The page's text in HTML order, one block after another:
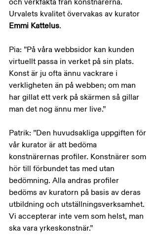
Urvalets kvalitet övervakas av kurator
Emmi Kattelus.
Pia: ”På våra webbsidor kan kunden
virtuellt passa in verket på sin plats.
Konst är ju ofta ännu vackrare i
verkligheten än på webben; om man
har gillat ett verk på skärmen så gillar
man det nog ännu mer live.”
Patrik: ”Den huvudsakliga uppgiften för
vår kurator är att bedöma
konstnärernas profiler. Konstnärer som
hör till förbundet tas med utan
bedömning. Alla andras profiler
bedöms av kuratorn på basis av deras
utbildning och utställningsverksamhet.
Vi accepterar inte vem som helst, man
ska vara yrkeskonstnär.”